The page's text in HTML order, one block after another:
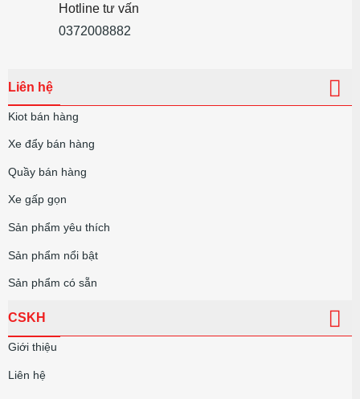
Hotline tư vấn
0372008882
Liên hệ
Kiot bán hàng
Xe đẩy bán hàng
Quầy bán hàng
Xe gấp gọn
Sản phẩm yêu thích
Sản phẩm nổi bật
Sản phẩm có sẵn
CSKH
Giới thiệu
Liên hệ